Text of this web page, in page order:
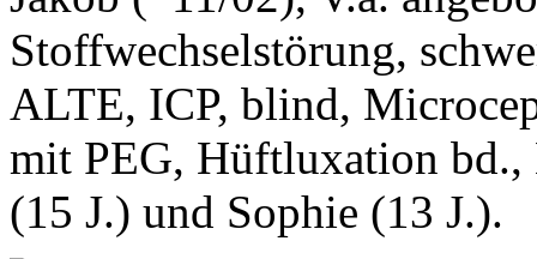
Stoffwechselstörung,
ALTE, ICP, blind,
mit PEG, Hüftluxation bd.,
(15 J.) und Sophie (13 J.).